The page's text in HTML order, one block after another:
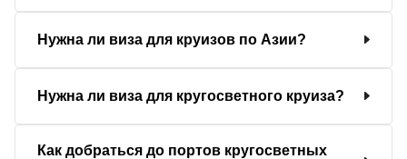
Нужна ли виза для круизов по Азии?
Нужна ли виза для кругосветного круиза?
Как добраться до портов кругосветных